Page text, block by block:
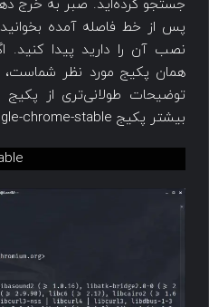
جستجو کرده‌اید. صبر به خرج
پس از خط فاصله آمده
نصب آن را دارید پیدا
همان پکیج مورد نظر شماست،
توضیحات طولانی‌تری از پکیج
بیشتر پکیج google-chrome-stable را دیده‌ایم):